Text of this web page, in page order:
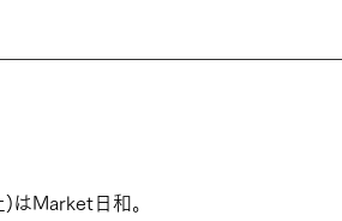
はMarket日和。